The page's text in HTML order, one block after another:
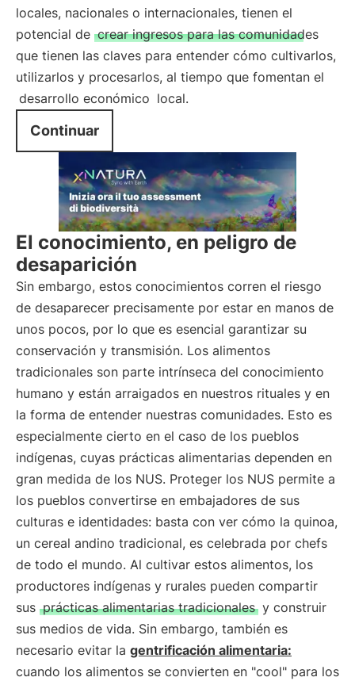
locales, nacionales o internacionales, tienen el
potencial de crear ingresos para las comunidades
que tienen las claves para entender cómo cultivarlos,
utilizarlos y procesarlos, al tiempo que fomentan el
desarrollo económico local.
Continuar
El conocimiento, en peligro de
desaparición
Sin embargo, estos conocimientos corren el riesgo
de desaparecer precisamente por estar en manos de
unos pocos, por lo que es esencial garantizar su
conservación y transmisión. Los alimentos
tradicionales son parte intrínseca del conocimiento
humano y están arraigados en nuestros rituales y en
la forma de entender nuestras comunidades. Esto es
especialmente cierto en el caso de los pueblos
indígenas, cuyas prácticas alimentarias dependen en
gran medida de los NUS. Proteger los NUS permite a
los pueblos convertirse en embajadores de sus
culturas e identidades: basta con ver cómo la quinoa,
un cereal andino tradicional, es celebrada por chefs
de todo el mundo. Al cultivar estos alimentos, los
productores indígenas y rurales pueden compartir
sus prácticas alimentarias tradicionales y construir
sus medios de vida. Sin embargo, también es
necesario evitar la gentrificación alimentaria:
cuando los alimentos se convierten en "cool" para los